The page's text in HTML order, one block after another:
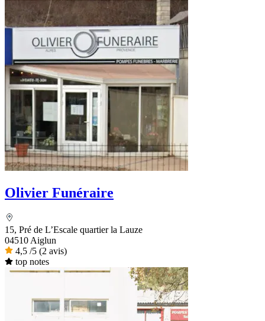
Olivier Funéraire
15, Pré de L’Escale quartier la Lauze
04510 Aiglun
4,5 /5 (2 avis)
top notes